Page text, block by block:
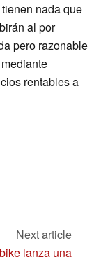
nada que
al por
pero razonable
rentables a
Next article
lanza una